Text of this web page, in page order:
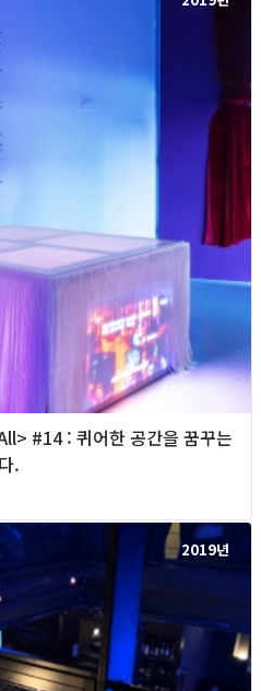
#14 : 퀴어한 공간을 꿈꾸는
.
2019년